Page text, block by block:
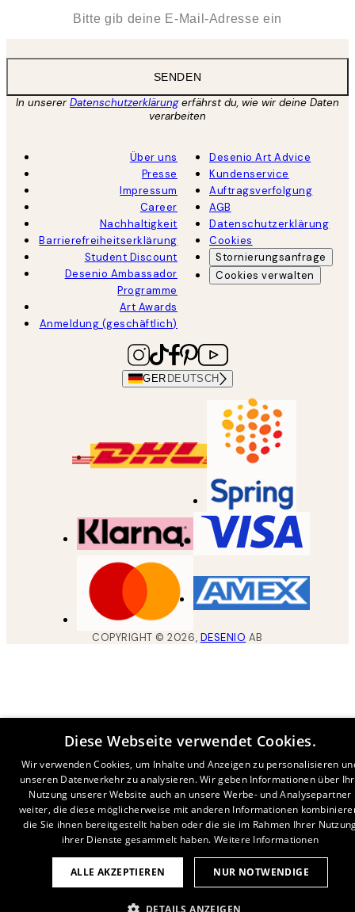
SENDEN
In unsererDatenschutzerklärungerfährst du, wie wir deine Daten
verarbeiten
Über uns
Presse
Impressum
Career
Nachhaltigkeit
Barrierefreiheitserklärung
Student Discount
Desenio Ambassador
Programme
Art Awards
Anmeldung (geschäftlich)
Desenio Art Advice
Kundenservice
Auftragsverfolgung
AGB
Datenschutzerklärung
Cookies
Stornierungsanfrage
Cookies verwalten
GER DEUTSCH
COPYRIGHT ©2026, DESENIO AB
Diese Webseite verwendet Cookies.
Wir verwenden Cookies, um Inhalte und Anzeigen zu personalisieren
unseren Datenverkehr zu analysieren. Wir geben Informationen über
Nutzung unserer Website auch an unsere Werbe- und Analysepartner
weiter, die diese möglicherweise mit anderen Informationen
die Sie ihnen bereitgestellt haben oder die sie im Rahmen Ihrer
ihrer Dienste gesammelt haben. Weitere Informationen
ALLE AKZEPTIEREN NUR NOTWENDIGE
DETAILS ANZEIGEN